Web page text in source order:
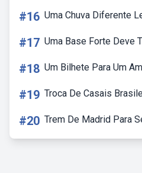
#16 Uma Chuva Diferente
#17 Uma Base Forte Deve
#18 Um Bilhete Para Um
#19 Troca De Casais
#20 Trem De Madrid Para